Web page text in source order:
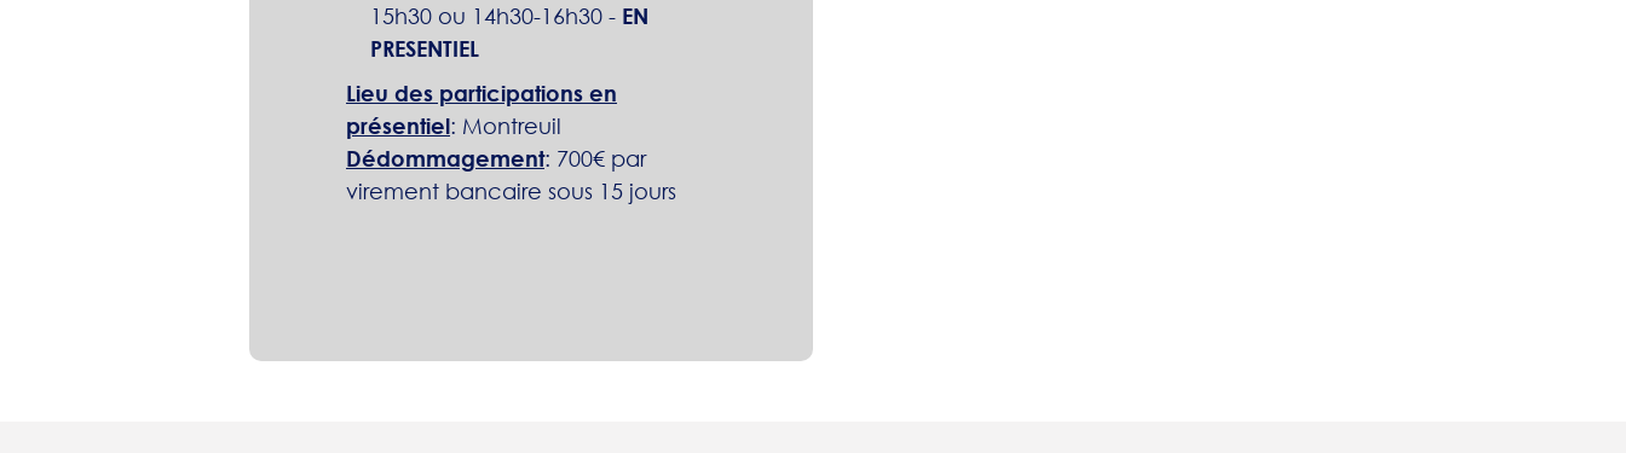
15h30 ou 14h30-16h30 - EN
PRESENTIEL
Lieu des participations en
présentiel: Montreuil
Dédommagement: 700€ par
virement bancaire sous 15 jours